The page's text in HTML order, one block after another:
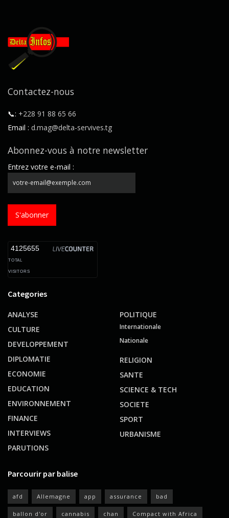
Contactez-nous
📞: +228 91 88 65 66
Email : d.mag@delta-servives.tg
Abonnez-vous à notre newsletter
Entrez votre e-mail :
S'abonner
4125655
TOTAL
VISITORS
Categories
ANALYSE
CULTURE
DEVELOPPEMENT
DIPLOMATIE
ECONOMIE
EDUCATION
ENVIRONNEMENT
FINANCE
INTERVIEWS
PARUTIONS
POLITIQUE
Internationale
Nationale
RELIGION
SANTE
SCIENCE & TECH
SOCIETE
SPORT
URBANISME
Parcourir par balise
afd Allemagne app assurance bad
ballon d'or cannabis chan Compact with Africa